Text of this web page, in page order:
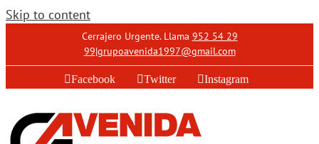
Skip to content
Cerrajero Urgente. Llama 952 54 29
99|grupoavenida1997@gmail.com
Facebook Twitter Instagram